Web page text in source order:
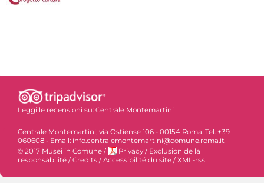
Leggi le recensioni su: Centrale Montemartini
Centrale Montemartini, via Ostiense 106 - 00154 Roma. Tel. +39
060608 - Email: info.centralemontemartini@comune.roma.it
© 2017 Musei in Comune / Privacy / Exclusion de la
responsabilité / Credits / Accessibilité du site / XML-rss